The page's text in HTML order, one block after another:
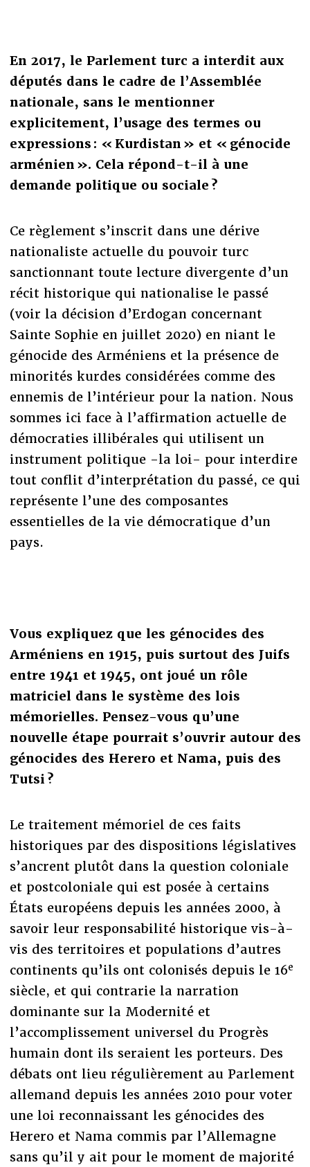
En 2017, le Parlement turc a interdit aux
députés dans le cadre de l’Assemblée
nationale, sans le mentionner
explicitement, l’usage des termes ou
expressions : « Kurdistan » et « génocide
arménien ». Cela répond-t-il à une
demande politique ou sociale ?
Ce règlement s’inscrit dans une dérive
nationaliste actuelle du pouvoir turc
sanctionnant toute lecture divergente d’un
récit historique qui nationalise le passé
(voir la décision d’Erdogan concernant
Sainte Sophie en juillet 2020) en niant le
génocide des Arméniens et la présence de
minorités kurdes considérées comme des
ennemis de l’intérieur pour la nation. Nous
sommes ici face à l’affirmation actuelle de
démocraties illibérales qui utilisent un
instrument politique -la loi- pour interdire
tout conflit d’interprétation du passé, ce qui
représente l’une des composantes
essentielles de la vie démocratique d’un
pays.
Vous expliquez que les génocides des
Arméniens en 1915, puis surtout des Juifs
entre 1941 et 1945, ont joué un rôle
matriciel dans le système des lois
mémorielles. Pensez-vous qu’une
nouvelle étape pourrait s’ouvrir autour des
génocides des Herero et Nama, puis des
Tutsi ?
Le traitement mémoriel de ces faits
historiques par des dispositions législatives
s’ancrent plutôt dans la question coloniale
et postcoloniale qui est posée à certains
États européens depuis les années 2000, à
savoir leur responsabilité historique vis-à-
vis des territoires et populations d’autres
continents qu’ils ont colonisés depuis le 16e
siècle, et qui contrarie la narration
dominante sur la Modernité et
l’accomplissement universel du Progrès
humain dont ils seraient les porteurs. Des
débats ont lieu régulièrement au Parlement
allemand depuis les années 2010 pour voter
une loi reconnaissant les génocides des
Herero et Nama commis par l’Allemagne
sans qu’il y ait pour le moment de majorité